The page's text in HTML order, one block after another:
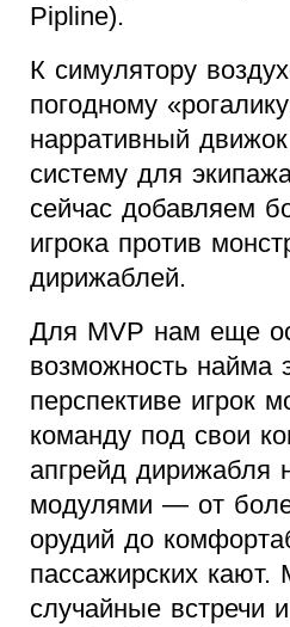
Pipline).
К симулятору
погодному
нарративный
систему для
сейчас добавляем
игрока против
дирижаблей.
Для MVP нам еще
возможность найма
перспективе игрок
команду под свои
апгрейд дирижабля
модулями — от
орудий до
пассажирских
случайные встречи